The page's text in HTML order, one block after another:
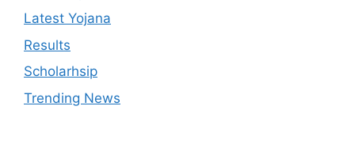
Latest Yojana
Results
Scholarhsip
Trending News